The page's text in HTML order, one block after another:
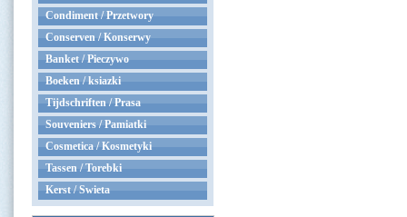
Condiment / Przetwory
Conserven / Konserwy
Banket / Pieczywo
Boeken / ksiazki
Tijdschriften / Prasa
Souveniers / Pamiatki
Cosmetica / Kosmetyki
Tassen / Torebki
Kerst / Swieta